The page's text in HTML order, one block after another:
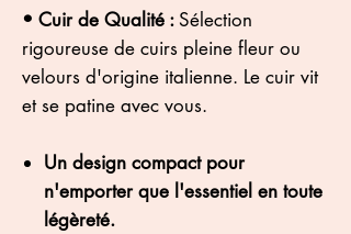
• Cuir de Qualité : Sélection
rigoureuse de cuirs pleine fleur ou
velours d'origine italienne. Le cuir vit
et se patine avec vous.
Un design compact pour
n'emporter que l'essentiel en toute
légèreté.